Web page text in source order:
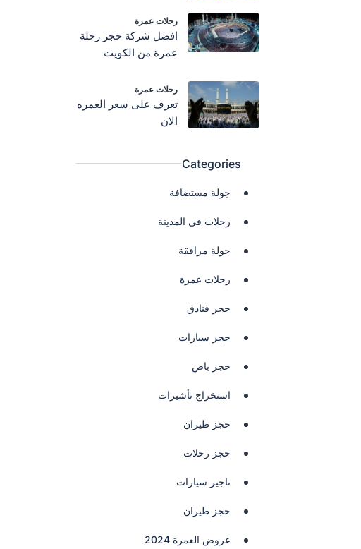
رحلات عمرة
افضل شركة حجز رحلة
عمرة من الكويت
رحلات عمرة
تعرف على سعر العمره
الان
Categories
جولة مستضافة
رحلات في المدينة
جولة مرافقة
رحلات عمرة
حجز فنادق
حجز سيارات
حجز باص
استخراج تأشيرات
حجز طيران
حجز رحلات
تاجير سيارات
حجز طيران
عروض العمرة 2024